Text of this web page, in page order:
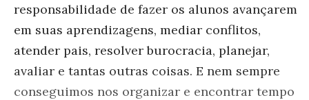
responsabilidade de fazer os alunos avançarem
em suas aprendizagens, mediar conflitos,
atender pais, resolver burocracia, planejar,
avaliar e tantas outras coisas. E nem sempre
conseguimos nos organizar e encontrar tempo